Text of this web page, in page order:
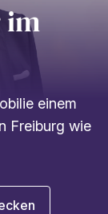
im
einem
Freiburg wie